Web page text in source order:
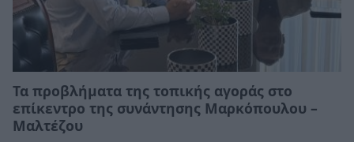
Τα προβλήματα της τοπικής αγοράς στο
επίκεντρο της συνάντησης Μαρκόπουλου –
Μαλτέζου